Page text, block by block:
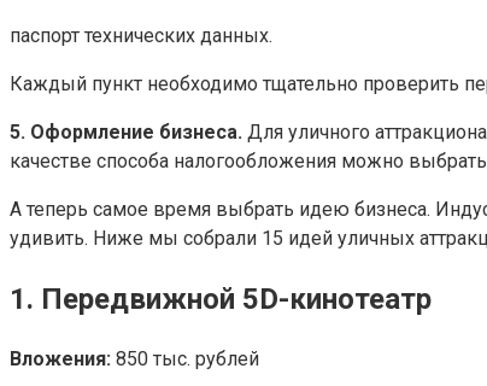
паспорт технических данных.
Каждый пункт необходимо тщательно проверить
5. Оформление бизнеса. Для уличного
качестве способа налогообложения можно
А теперь самое время выбрать идею бизнеса.
удивить. Ниже мы собрали 15 идей уличных
1. Передвижной 5D-кинотеатр
Вложения: 850 тыс. рублей